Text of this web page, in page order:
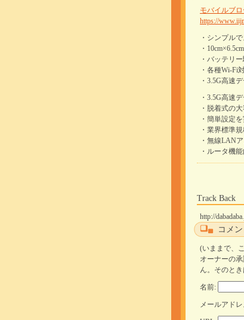
モバイルブ
https://
・シンプル
・
・バッテリ
・各種Wi-Fi
・3.5G高速
・3.5G高速
・脱着式の
・簡単設定
・業界標準
・無線LAN
・ルータ機
Track Back
http://
コメ
(いままで、
オーナーの
ん。そのと
名前:
メールアド